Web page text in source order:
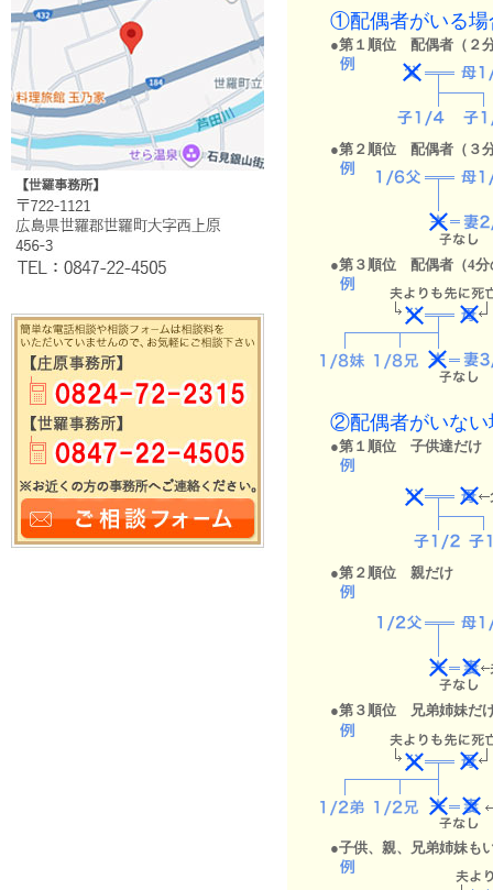
①配偶者がいる場
●第１順位 配偶者（２
●第２順位 配偶者（３
●第３順位 配偶者（4分
②配偶者がいない
●第１順位 子供達だけ
●第２順位 親だけ
●第３順位 兄弟姉妹だ
●子供、親、兄弟姉妹も